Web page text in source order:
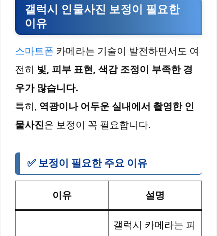
갤럭시 인물사진 보정이 필요한
이유
스마트폰 카메라는 기술이 발전하면서도 여
전히 빛, 피부 표현, 색감 조정이 부족한 경
우가 많습니다.
특히, 역광이나 어두운 실내에서 촬영한 인
물사진은 보정이 꼭 필요합니다.
✅ 보정이 필요한 주요 이유
이유 설명
갤럭시 카메라는 피